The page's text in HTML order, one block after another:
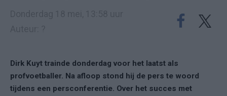
Dirk Kuyt trainde donderdag voor het laatst als
profvoetballer. Na afloop stond hij de pers te woord
tijdens een persconferentie. Over het succes met